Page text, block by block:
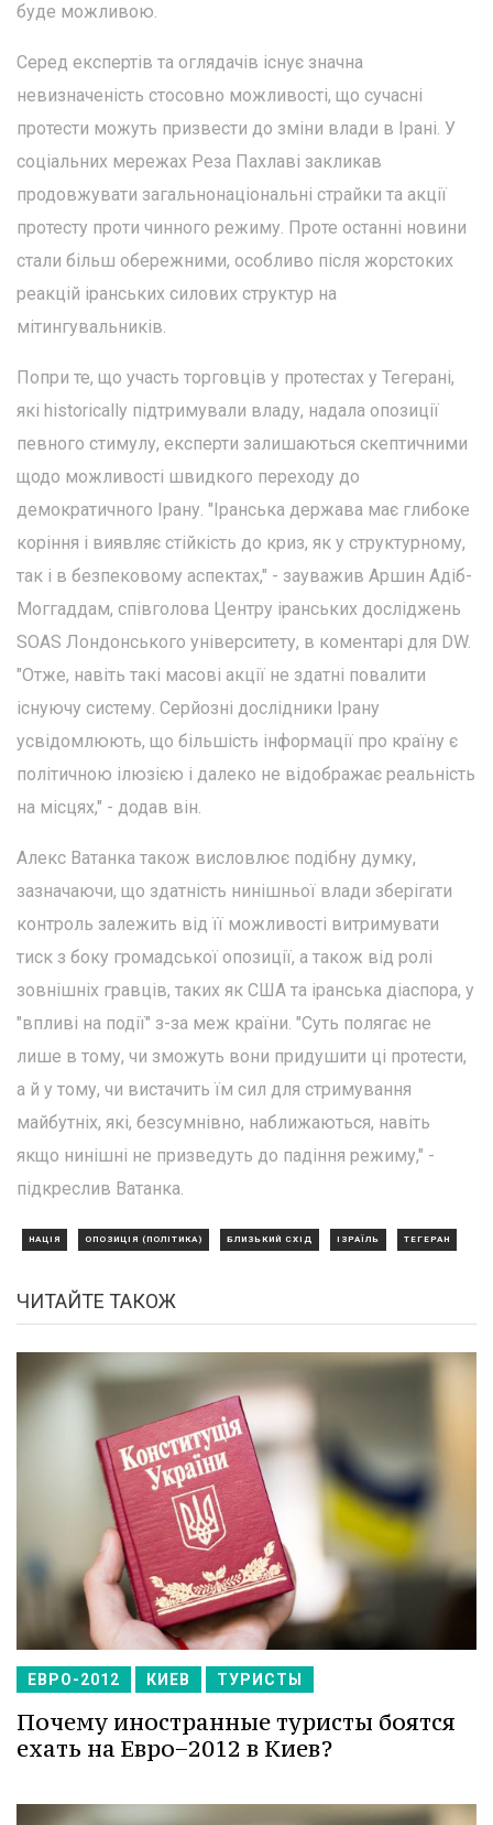
буде можливою.
Серед експертів та оглядачів існує значна
невизначеність стосовно можливості, що сучасні
протести можуть призвести до зміни влади в Ірані. У
соціальних мережах Реза Пахлаві закликав
продовжувати загальнонаціональні страйки та акції
протесту проти чинного режиму. Проте останні новини
стали більш обережними, особливо після жорстоких
реакцій іранських силових структур на
мітингувальників.
Попри те, що участь торговців у протестах у Тегерані,
які historically підтримували владу, надала опозиції
певного стимулу, експерти залишаються скептичними
щодо можливості швидкого переходу до
демократичного Ірану. "Іранська держава має глибоке
коріння і виявляє стійкість до криз, як у структурному,
так і в безпековому аспектах," - зауважив Аршин Адіб-
Моггаддам, співголова Центру іранських досліджень
SOAS Лондонського університету, в коментарі для DW.
"Отже, навіть такі масові акції не здатні повалити
існуючу систему. Серйозні дослідники Ірану
усвідомлюють, що більшість інформації про країну є
політичною ілюзією і далеко не відображає реальність
на місцях," - додав він.
Алекс Ватанка також висловлює подібну думку,
зазначаючи, що здатність нинішньої влади зберігати
контроль залежить від її можливості витримувати
тиск з боку громадської опозиції, а також від ролі
зовнішніх гравців, таких як США та іранська діаспора, у
"впливі на події" з-за меж країни. "Суть полягає не
лише в тому, чи зможуть вони придушити ці протести,
а й у тому, чи вистачить їм сил для стримування
майбутніх, які, безсумнівно, наближаються, навіть
якщо нинішні не призведуть до падіння режиму," -
підкреслив Ватанка.
НАЦІЯ ОПОЗИЦІЯ (ПОЛІТИКА) БЛИЗЬКИЙ СХІД ІЗРАЇЛЬ ТЕГЕРАН
ЧИТАЙТЕ ТАКОЖ
ЕВРО-2012 КИЕВ ТУРИСТЫ
Почему иностранные туристы боятся
ехать на Евро−2012 в Киев?